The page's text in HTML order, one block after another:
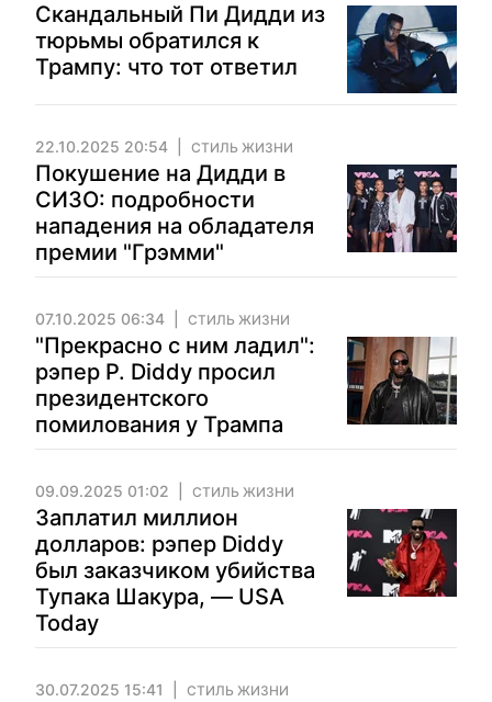
Скандальный Пи Дидди из
тюрьмы обратился к
Трампу: что тот ответил
22.10.2025 20:54 СТИЛЬ ЖИЗНИ
Покушение на Дидди в
СИЗО: подробности
нападения на обладателя
премии "Грэмми"
07.10.2025 06:34 СТИЛЬ ЖИЗНИ
"Прекрасно с ним ладил":
рэпер P. Diddy просил
президентского
помилования у Трампа
09.09.2025 01:02 СТИЛЬ ЖИЗНИ
Заплатил миллион
долларов: рэпер Diddy
был заказчиком убийства
Тупака Шакура, — USA
Today
30.07.2025 15:41 СТИЛЬ ЖИЗНИ